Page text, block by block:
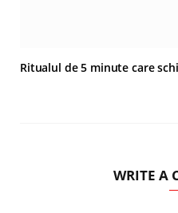
Ritualul de 5 minute care
WRITE A